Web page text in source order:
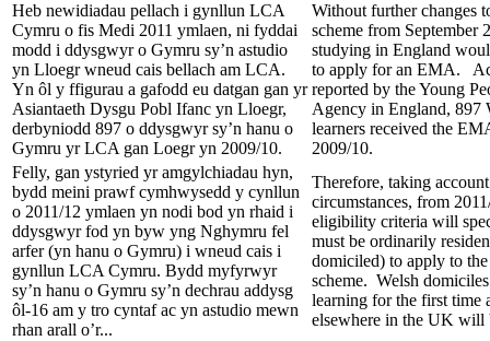
Heb newidiadau pellach i gynllun LCA
Cymru o fis Medi 2011 ymlaen, ni fyddai
modd i ddysgwyr o Gymru sy’n astudio
yn Lloegr wneud cais bellach am LCA.
Yn ôl y ffigurau a gafodd eu datgan gan yr
Asiantaeth Dysgu Pobl Ifanc yn Lloegr,
derbyniodd 897 o ddysgwyr sy’n hanu o
Gymru yr LCA gan Loegr yn 2009/10.
Without further changes
scheme from September
studying in England
to apply for an EMA.
reported by the Young
Agency in England, 897
learners received the
2009/10.
Felly, gan ystyried yr amgylchiadau hyn,
bydd meini prawf cymhwysedd y cynllun
o 2011/12 ymlaen yn nodi bod yn rhaid i
ddysgwyr fod yn byw yng Nghymru fel
arfer (yn hanu o Gymru) i wneud cais i
gynllun LCA Cymru. Bydd myfyrwyr
sy’n hanu o Gymru sy’n dechrau addysg
ôl-16 am y tro cyntaf ac yn astudio mewn
rhan arall o’r...
Therefore, taking
circumstances, from
eligibility criteria will
must be ordinarily
domiciled) to apply to
scheme. Welsh
learning for the first time
elsewhere in the UK will